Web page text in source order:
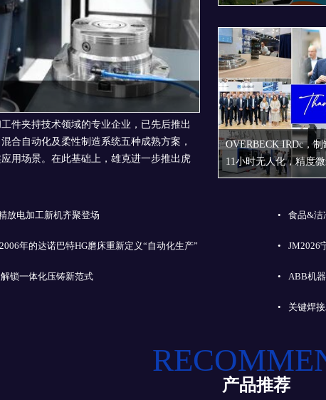
件夹持技术领域的专业企业，已先后推出
合自动化及柔性制造系统五种成熟方案，
用场景。在此基础上，雄克进一步推出虎
OVERBECK IRDc，
11小时无人化，精度微
放电加工新机齐聚登场 • 食品&洁
年的达诺巴特HG磨床重新定义“自动化生产” • JM2026
锁一体化压铸新范式 • ABB机
• 关键焊
产品推荐